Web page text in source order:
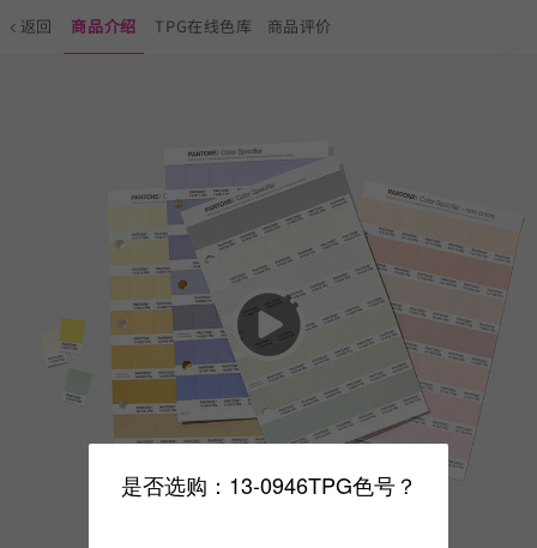
返回 商品介绍 TPG在线色库 商品评价
是否选购：13-0946TPG色号？